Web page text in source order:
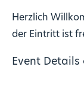
Herzlich
der Eintritt ist
Event Details